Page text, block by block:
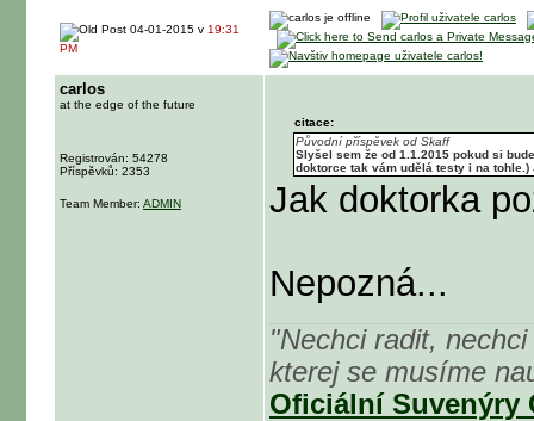
04-01-2015 v 19:31
PM
carlos
at the edge of the future
Registrován: 54278
Příspěvků: 2353
Team Member: ADMIN
citace:
Původní příspěvek od Skaff
Slyšel sem že od 1.1.2015 pokud si
doktorce tak vám udělá testy i na
Jak doktorka
Nepozná...
"Nechci radit,
kterej se musíme
Oficiální Suvenýry